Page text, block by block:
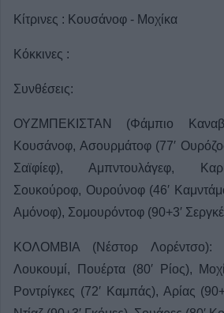
Κίτρινες : Κουσάνοφ - Μοχίκα
Κόκκινες :
Συνθέσεις:
ΟΥΖΜΠΕΚΙΣΤΑΝ (Φάμπιο
Κουσάνοφ, Ασουρμάτοφ (77′
Σαϊφίεφ), Αμπντουλάγεφ,
Σουκούροφ, Ουρούνοφ (46′
Αμόνοφ), Σομουρόντοφ (90+3′
ΚΟΛΟΜΒΙΑ (Νέστορ Λορέντσο):
Λουκουμί, Πουέρτα (80′ Ρίος),
Ροντρίγκες (72′ Καμπάς), Αρίας